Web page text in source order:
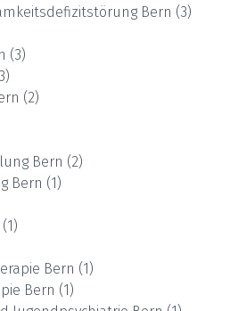
Bern (3)
(3)
3)
(2)
Bern (2)
Bern (1)
(1)
Bern (1)
Bern (1)